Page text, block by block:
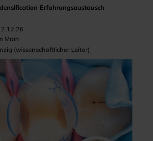
Erfahrungsaustausch
Main
(wissenschaftlicher Leiter)